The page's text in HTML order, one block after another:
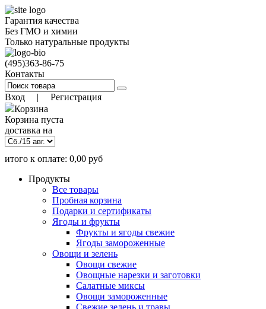
Гарантия качества
Без ГМО и химии
Только натуральные продукты
(495)363-86-75
Контакты
Вход | Регистрация
Корзина
Корзина пуста
доставка на
) 12 авг. 12:00 (заказать до
Позиций:
0.00руб
итого к оплате: 0,00 руб
Продукты
Все товары
Пробная корзина
Подарки и сертификаты
Ягоды и фрукты
Фрукты и ягоды свежие
Ягоды замороженные
Овощи и зелень
Овощи свежие
Овощные нарезки и заготовки
Салатные миксы
Овощи замороженные
Свежие зелень и травы